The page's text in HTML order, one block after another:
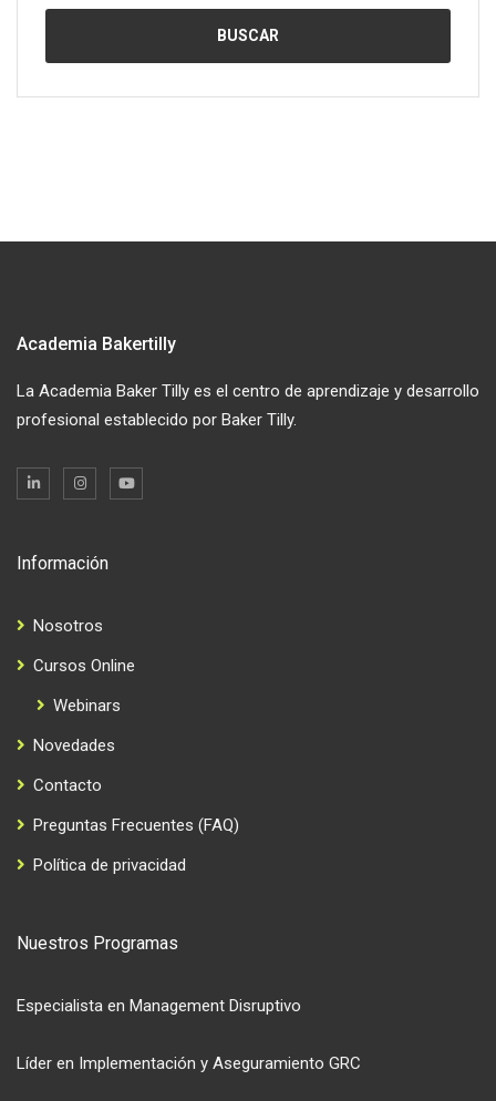
Academia Bakertilly
La Academia Baker Tilly es el centro de aprendizaje y desarrollo
profesional establecido por Baker Tilly.
Información
Nosotros
Cursos Online
Webinars
Novedades
Contacto
Preguntas Frecuentes (FAQ)
Política de privacidad
Nuestros Programas
Especialista en Management Disruptivo
Líder en Implementación y Aseguramiento GRC